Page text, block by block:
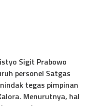
Sigit Prabowo
personel Satgas
tegas pimpinan
Menurutnya, hal